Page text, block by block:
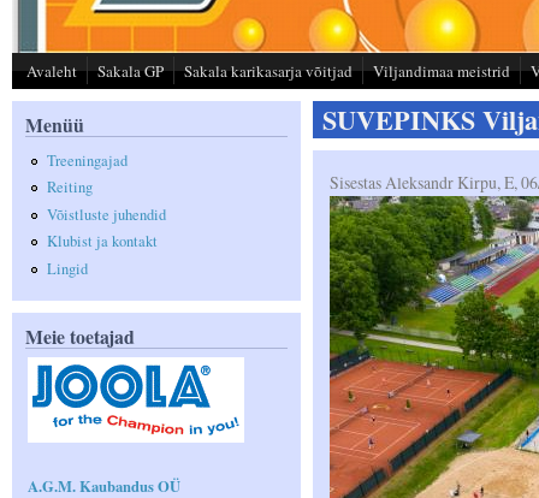
Avaleht Sakala GP Sakala karikasarja võitjad Viljandimaa meistrid
Menüü
Treeningajad
Reiting
Võistluste juhendid
Klubist ja kontakt
Lingid
Meie toetajad
A.G.M. Kaubandus OÜ
SUVEPINKS
SisestasAleksandr Kirpu, E,